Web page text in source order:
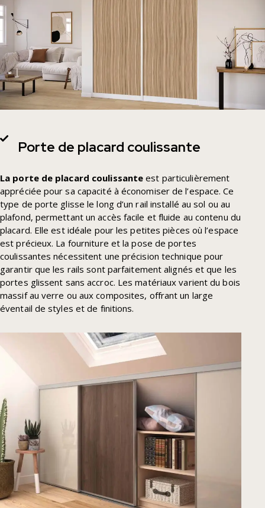
Porte de placard coulissante
La porte de placard coulissante est particulièrement
appréciée pour sa capacité à économiser de l’espace. Ce
type de porte glisse le long d’un rail installé au sol ou au
plafond, permettant un accès facile et fluide au contenu du
placard. Elle est idéale pour les petites pièces où l’espace
est précieux. La fourniture et la pose de portes
coulissantes nécessitent une précision technique pour
garantir que les rails sont parfaitement alignés et que les
portes glissent sans accroc. Les matériaux varient du bois
massif au verre ou aux composites, offrant un large
éventail de styles et de finitions.